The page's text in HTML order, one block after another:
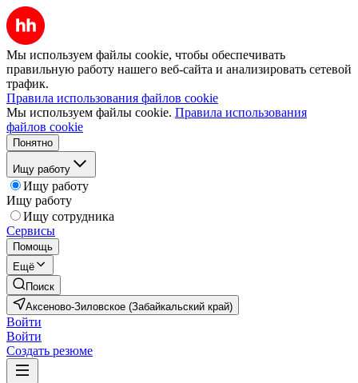
Мы используем файлы cookie, чтобы обеспечивать
правильную работу нашего веб-сайта и анализировать сетевой
трафик.
Правила использования файлов cookie
Мы используем файлы cookie. Правила использования
файлов cookie
Понятно
Ищу работу
Ищу работу
Ищу работу
Ищу сотрудника
Сервисы
Помощь
Ещё
Поиск
Аксеново-Зиловское (Забайкальский край)
Войти
Войти
Создать резюме